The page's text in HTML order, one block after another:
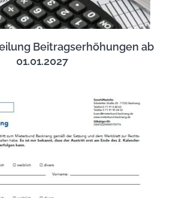
Beitragserhöhungen ab
01.01.2027